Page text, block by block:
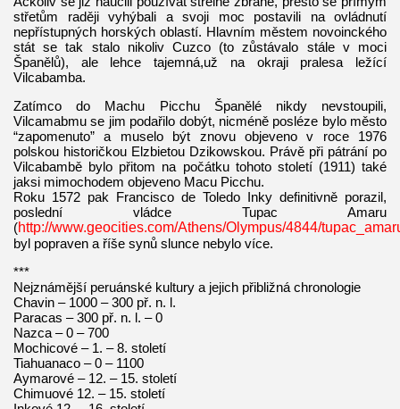
střetům raději vyhýbali a svoji moc postavili na ovládnutí
nepřístupných horských oblastí. Hlavním městem novoinckého
stát se tak stalo nikoliv Cuzco (to zůstávalo stále v moci
Španělů), ale lehce tajemná,už na okraji pralesa ležící
Vilcabamba.
Zatímco do Machu Picchu Španělé nikdy nevstoupili,
Vilcamabmu se jim podařilo dobýt, nicméně posléze bylo město
“zapomenuto” a muselo být znovu objeveno v roce 1976
polskou historičkou Elzbietou Dzikowskou. Právě při pátrání po
Vilcabambě bylo přitom na počátku tohoto století (1911) také
jaksi mimochodem objeveno Macu Picchu.
Roku 1572 pak Francisco de Toledo Inky definitivně porazil,
poslední vládce Tupac Amaru
(http://www.geocities.com/Athens/Olympus/4844/
byl popraven a říše synů slunce nebylo více.
***
Nejznámější peruánské kultury a jejich přibližná chronologie
Chavin – 1000 – 300 př. n. l.
Paracas – 300 př. n. l. – 0
Nazca – 0 – 700
Mochicové – 1. – 8. století
Tiahuanaco – 0 – 1100
Aymarové – 12. – 15. století
Chimuové 12. – 15. století